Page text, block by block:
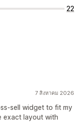
22
7 สิงหาคม 2026
sell widget to fit my
exact layout with